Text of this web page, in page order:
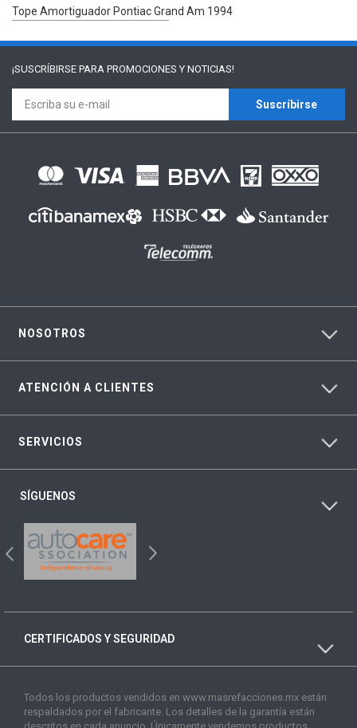
Tope Amortiguador Pontiac Grand Am 1994
¡SUSCRÍBIRSE PARA PROMOCIONES Y NOTICIAS!
Suscríbirse
NOSOTROS
ATENCIÓN A CLIENTES
SERVICIOS
SÍGUENOS
CERTIFICADOS Y SEGURIDAD
Todos los productos vendidos en www.masrefacciones.mx están
respaldados por el fabricante. Los detalles de la garantía están